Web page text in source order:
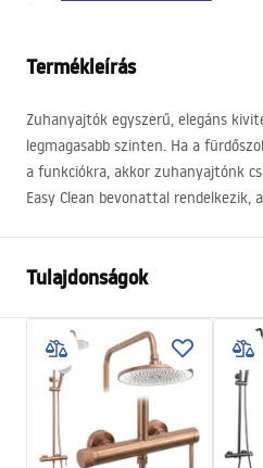
Termékleírás
Zuhanyajtók egyszerű, elegáns
legmagasabb szinten. Ha a
a funkciókra, akkor zuhanyajtónk
Easy Clean bevonattal
Tulajdonságok
Méret (ajtó x fal)
Szín
A nyitás módja